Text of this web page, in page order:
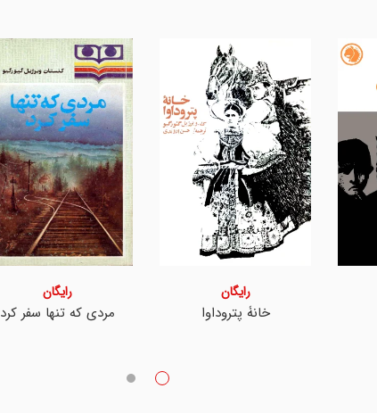
خانۀ پتروداوا
رایگان
مردی که تنها سفر کرد
رایگان